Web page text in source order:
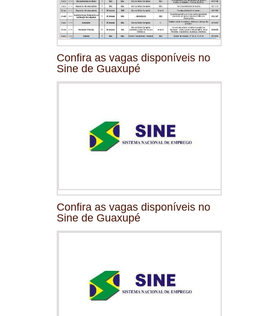
Confira as vagas disponíveis no
Sine de Guaxupé
Confira as vagas disponíveis no
Sine de Guaxupé